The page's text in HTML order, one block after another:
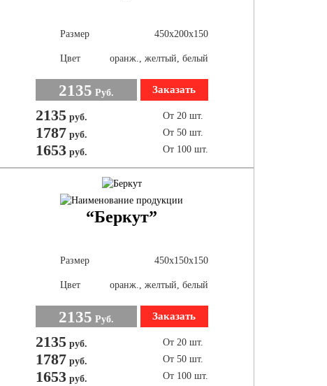
Размер 450х200х150
Цвет оранж., желтый, белый
2135 Руб. Заказать
2135руб.
1787 руб.
1653руб.
От 20 шт.
От 50 шт.
От 100 шт.
“Беркут”
Размер 450х150х150
Цвет оранж., желтый, белый
2135 Руб. Заказать
2135руб.
1787 руб.
1653руб.
От 20 шт.
От 50 шт.
От 100 шт.